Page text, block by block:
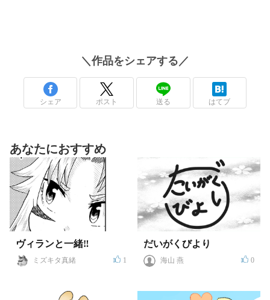
＼作品をシェアする／
シェア ポスト 送る はてブ
あなたにおすすめ
ヴィランと一緒‼
ミズキタ真緒 1
だいがくびより
海山 燕 0